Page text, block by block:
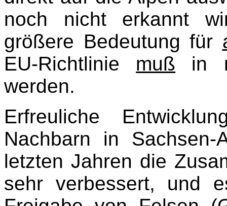
noch nicht erkannt
größere Bedeutung für
EU-Richtlinie muß in
werden.
Erfreuliche
Nachbarn in
letzten Jahren die
sehr verbessert, und